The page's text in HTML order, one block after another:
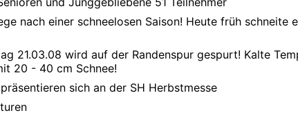
nach einer schneelosen Saison! Heute früh schneite
21.03.08 wird auf der Randenspur gespurt! Kalte
20 - 40 cm Schnee!
sich an der SH Herbstmesse